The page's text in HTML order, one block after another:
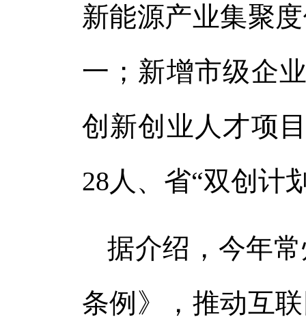
新能源产业集聚
一；新增市级企
创新创业人才项
28人、省“双创计
据介绍，今年
条例》，推动互